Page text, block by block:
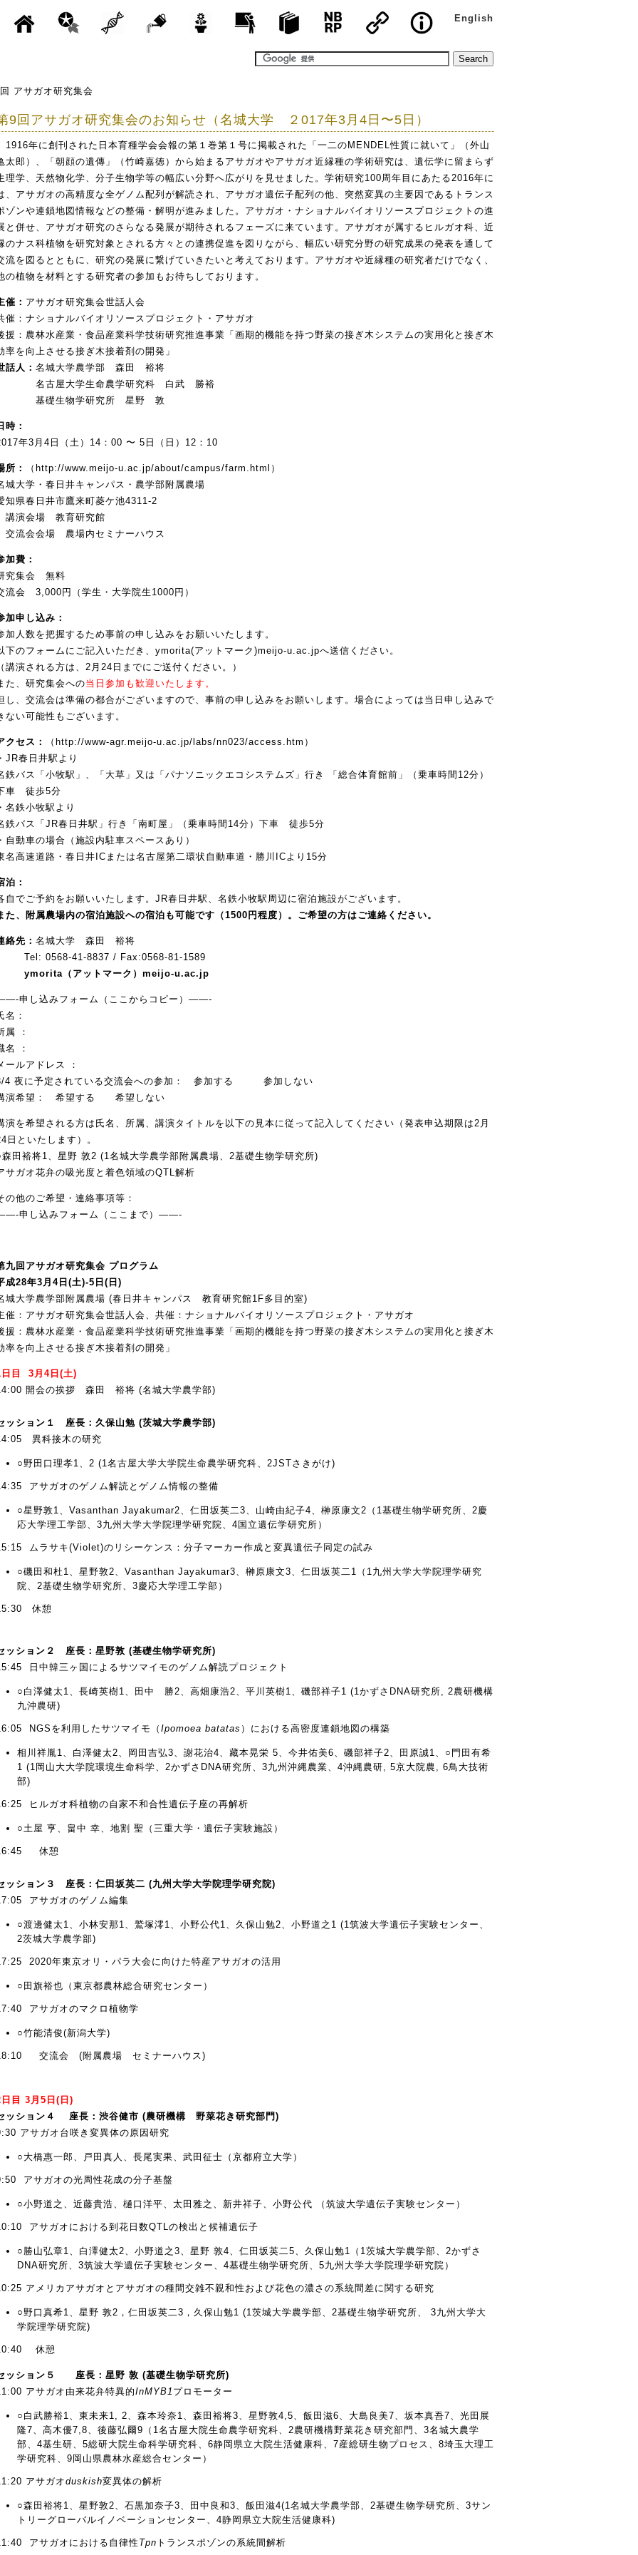
English
アサガオ研究集会
9回アサガオ研究集会のお知らせ（名城大学 ２017年3月4日〜5日）
1916年に創刊された日本育種学会会報の第１巻第１号に掲載された「一二のMENDEL性質に就いて」（外山
太郎）、「朝顔の遺傳」（竹崎嘉徳）から始まるアサガオやアサガオ近縁種の学術研究は、遺伝学に留まらず
理学、天然物化学、分子生物学等の幅広い分野へ広がりを見せました。学術研究100周年目にあたる2016年に
、アサガオの高精度な全ゲノム配列が解読され、アサガオ遺伝子配列の他、突然変異の主要因であるトランス
ゾンや連鎖地図情報などの整備・解明が進みました。アサガオ・ナショナルバイオリソースプロジェクトの進
と併せ、アサガオ研究のさらなる発展が期待されるフェーズに来ています。アサガオが属するヒルガオ科、近
のナス科植物を研究対象とされる方々との連携促進を図りながら、幅広い研究分野の研究成果の発表を通して
流を図るとともに、研究の発展に繋げていきたいと考えております。アサガオや近縁種の研究者だけでなく、
の植物を材料とする研究者の参加もお待ちしております。
催： アサガオ研究集会世話人会
催：ナショナルバイオリソースプロジェクト・アサガオ
援：農林水産業・食品産業科学技術研究推進事業「画期的機能を持つ野菜の接ぎ木システムの実用化と接ぎ木
率を向上させる接ぎ木接着剤の開発」
話人： 名城大学農学部 森田 裕将
名古屋大学生命農学研究科 白武 勝裕
基礎生物学研究所 星野 敦
時：
年3月4日（土）14：00 〜 5日（日）12：10
所： （ http://www.meijo-u.ac.jp/about/campus/farm.html ）
城大学・春日井キャンパス・農学部附属農場
知県春日井市鷹来町菱ケ池4311-2
講演会場 教育研究館
交流会会場 農場内セミナーハウス
加費：
究集会 無料
流会 3,000円（学生・大学院生1000円）
加申し込み：
加人数を把握するため事前の申し込みをお願いいたします。
下のフォームにご記入いただき、ymorita(アットマーク)meijo-u.ac.jpへ送信ください。
（講演される方は、2月24日までにご送付ください。）
た、研究集会への当日参加も歓迎いたします。
し、交流会は準備の都合がございますので、事前の申し込みをお願いします。場合によっては当日申し込みで
ない可能性もございます。
クセス： （ http://www-agr.meijo-u.ac.jp/labs/nn023/access.htm）
・JR春日井駅より
鉄バス「小牧駅」、「大草」又は「パナソニックエコシステムズ」行き 「総合体育館前」（乗車時間12分）
車 徒歩5分
・名鉄小牧駅より
鉄バス「JR春日井駅」行き「南町屋」（乗車時間14分）下車 徒歩5分
・自動車の場合（施設内駐車スペースあり）
名高速道路・春日井ICまたは名古屋第二環状自動車道・勝川ICより15分
泊：
自でご予約をお願いいたします。JR春日井駅、名鉄小牧駅周辺に宿泊施設がございます。
た、附属農場内の宿泊施設への宿泊も可能です（1500円程度）。ご希望の方はご連絡ください。
絡先： 名城大学 森田 裕将
Tel: 0568-41-8837 / Fax:0568-81-1589
ymorita（アットマーク）meijo-u.ac.jp
申し込みフォーム（ここからコピー）――-
名：
属 ：
名 ：
ールアドレス ：
4 夜に予定されている交流会への参加： 参加する 参加しない
演希望： 希望する 希望しない
演を希望される方は氏名、所属、講演タイトルを以下の見本に従って記入してください（発表申込期限は2月
日といたします）。
森田裕将1、星野 敦2 (1名城大学農学部附属農場、2基礎生物学研究所)
サガオ花弁の吸光度と着色領域のQTL解析
の他のご希望・連絡事項等：
申し込みフォーム（ここまで）――-
九回アサガオ研究集会 プログラム
成28年3月4日(土)-5日(日)
城大学農学部附属農場 (春日井キャンパス 教育研究館1F多目的室)
催：アサガオ研究集会世話人会、共催：ナショナルバイオリソースプロジェクト・アサガオ
援：農林水産業・食品産業科学技術研究推進事業「画期的機能を持つ野菜の接ぎ木システムの実用化と接ぎ木
率を向上させる接ぎ木接着剤の開発」
日目 3月4日(土)
開会の挨拶 森田 裕将 (名城大学農学部)
ッション１ 座長：久保山勉 (茨城大学農学部)
異科接木の研究
○野田口理孝1、2 (1名古屋大学大学院生命農学研究科、2JSTさきがけ)
アサガオのゲノム解読とゲノム情報の整備
○星野敦1、Vasanthan Jayakumar2、仁田坂英二3、山崎由紀子4、榊原康文2（1基礎生物学研究所、2慶
応大学理工学部、3九州大学大学院理学研究院、4国立遺伝学研究所）
ムラサキ(Violet)のリシーケンス：分子マーカー作成と変異遺伝子同定の試み
○磯田和杜1、星野敦2、Vasanthan Jayakumar3、榊原康文3、仁田坂英二1（1九州大学大学院理学研究
院、2基礎生物学研究所、3慶応大学理工学部）
休憩
ッション２ 座長：星野敦 (基礎生物学研究所)
日中韓三ヶ国によるサツマイモのゲノム解読プロジェクト
○白澤健太1、長崎英樹1、田中 勝2、高畑康浩2、平川英樹1、磯部祥子1 (1かずさDNA研究所, 2農研機構
九沖農研)
NGSを利用したサツマイモ（Ipomoea batatas ）における高密度連鎖地図の構築
相川祥胤1、白澤健太2、岡田吉弘3、謝花治4、藏本晃栄 5、今井佑美6、磯部祥子2、田原誠1、○門田有希
1 (1岡山大大学院環境生命科学、2かずさDNA研究所、3九州沖縄農業、4沖縄農研, 5京大院農, 6鳥大技術
部)
ヒルガオ科植物の自家不和合性遺伝子座の再解析
○土屋 亨、畠中 幸、地割 聖（三重大学・遺伝子実験施設）
休憩
ッション３ 座長：仁田坂英二 (九州大学大学院理学研究院)
アサガオのゲノム編集
○渡邊健太1、小林安那1、鷲塚澪1、小野公代1、久保山勉2、小野道之1 (1筑波大学遺伝子実験センター、
2茨城大学農学部)
2020年東京オリ・パラ大会に向けた特産アサガオの活用
○田旗裕也（東京都農林総合研究センター）
アサガオのマクロ植物学
○竹能清俊(新潟大学)
交流会 (附属農場 セミナーハウス)
目 3月5日(日)
ッション４ 座長：渋谷健市 (農研機構 野菜花き研究部門)
アサガオ台咲き変異体の原因研究
○大橋惠一郎、戸田真人、長尾実果、武田征士（京都府立大学）
アサガオの光周性花成の分子基盤
○小野道之、近藤貴浩、樋口洋平、太田雅之、新井祥子、小野公代 （筑波大学遺伝子実験センター）
アサガオにおける到花日数QTLの検出と候補遺伝子
○勝山弘章1、白澤健太2、小野道之3、星野 敦4、仁田坂英二5、久保山勉1（1茨城大学農学部、2かずさ
DNA研究所、3筑波大学遺伝子実験センター、4基礎生物学研究所、5九州大学大学院理学研究院）
アメリカアサガオとアサガオの種間交雑不親和性および花色の濃さの系統間差に関する研究
○野口真希1、星野 敦2，仁田坂英二3，久保山勉1 (1茨城大学農学部、2基礎生物学研究所、 3九州大学大
学院理学研究院)
休憩
ッション５ 座長：星野 敦 (基礎生物学研究所)
アサガオ由来花弁特異的InMYB1 プロモーター
○白武勝裕1、東未来1, 2、森本玲奈1、森田裕将3、星野敦4,5、飯田滋6、大島良美7、坂本真吾7、光田展
隆7、高木優7,8、後藤弘爾9（1名古屋大院生命農学研究科、2農研機構野菜花き研究部門、3名城大農学
部、4基生研、5総研大院生命科学研究科、6静岡県立大院生活健康科、7産総研生物プロセス、8埼玉大理工
学研究科、9岡山県農林水産総合センター）
アサガオduskish変異体の解析
○森田裕将1、星野敦2、石黒加奈子3、田中良和3、飯田滋4(1名城大学農学部、2基礎生物学研究所、3サン
トリーグローバルイノベーションセンター、4静岡県立大院生活健康科)
アサガオにおける自律性 Tpn トランスポゾンの系統間解析